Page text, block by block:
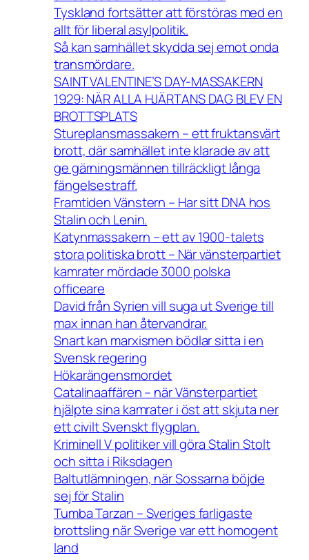
Tyskland fortsätter att förstöras med en
allt för liberal asylpolitik.
Så kan samhället skydda sej emot onda
transmördare.
SAINT VALENTINE’S DAY-MASSAKERN
1929: NÄR ALLA HJÄRTANS DAG BLEV EN
BROTTSPLATS
Stureplansmassakern – ett fruktansvärt
brott, där samhället inte klarade av att
ge gärningsmännen tillräckligt långa
fängelsestraff.
Framtiden Vänstern – Har sitt DNA hos
Stalin och Lenin.
Katynmassakern – ett av 1900-talets
stora politiska brott – När vänsterpartiet
kamrater mördade 3000 polska
officeare
David från Syrien vill suga ut Sverige till
max innan han återvandrar.
Snart kan marxismen bödlar sitta i en
Svensk regering
Hökarängensmordet
Catalinaaffären – när Vänsterpartiet
hjälpte sina kamrater i öst att skjuta ner
ett civilt Svenskt flygplan.
Kriminell V politiker vill göra Stalin Stolt
och sitta i Riksdagen
Baltutlämningen, när Sossarna böjde
sej för Stalin
Tumba Tarzan – Sveriges farligaste
brottsling när Sverige var ett homogent
land